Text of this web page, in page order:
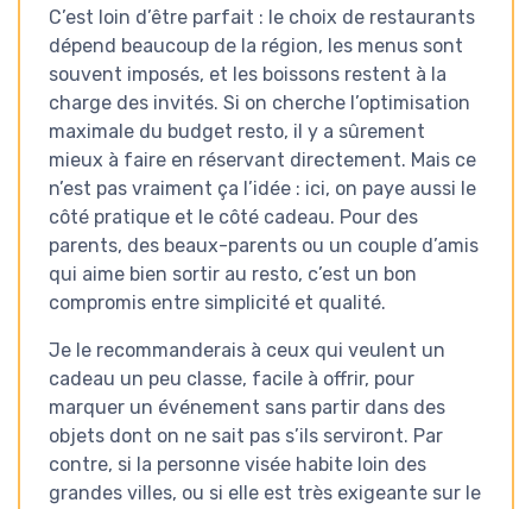
C’est loin d’être parfait : le choix de restaurants
dépend beaucoup de la région, les menus sont
souvent imposés, et les boissons restent à la
charge des invités. Si on cherche l’optimisation
maximale du budget resto, il y a sûrement
mieux à faire en réservant directement. Mais ce
n’est pas vraiment ça l’idée : ici, on paye aussi le
côté pratique et le côté cadeau. Pour des
parents, des beaux-parents ou un couple d’amis
qui aime bien sortir au resto, c’est un bon
compromis entre simplicité et qualité.
Je le recommanderais à ceux qui veulent un
cadeau un peu classe, facile à offrir, pour
marquer un événement sans partir dans des
objets dont on ne sait pas s’ils serviront. Par
contre, si la personne visée habite loin des
grandes villes, ou si elle est très exigeante sur le